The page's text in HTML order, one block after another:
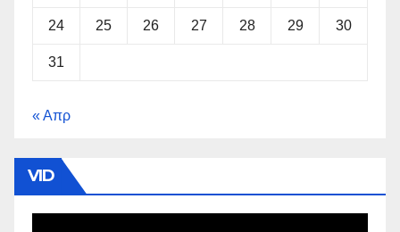
24 25 26 27 28 29 30
31
« Απρ
VID